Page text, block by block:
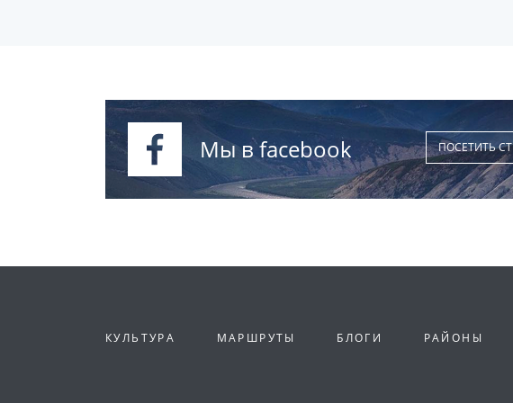
Мы в facebook ПОСЕТИТЬ
КУЛЬТУРА МАРШРУТЫ БЛОГИ РАЙОНЫ